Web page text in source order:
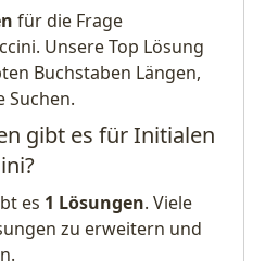
für die Frage
Unsere Top Lösung
Buchstaben Längen,
Suchen.
gibt es für Initialen
es 1 Lösungen. Viele
zu erweitern und